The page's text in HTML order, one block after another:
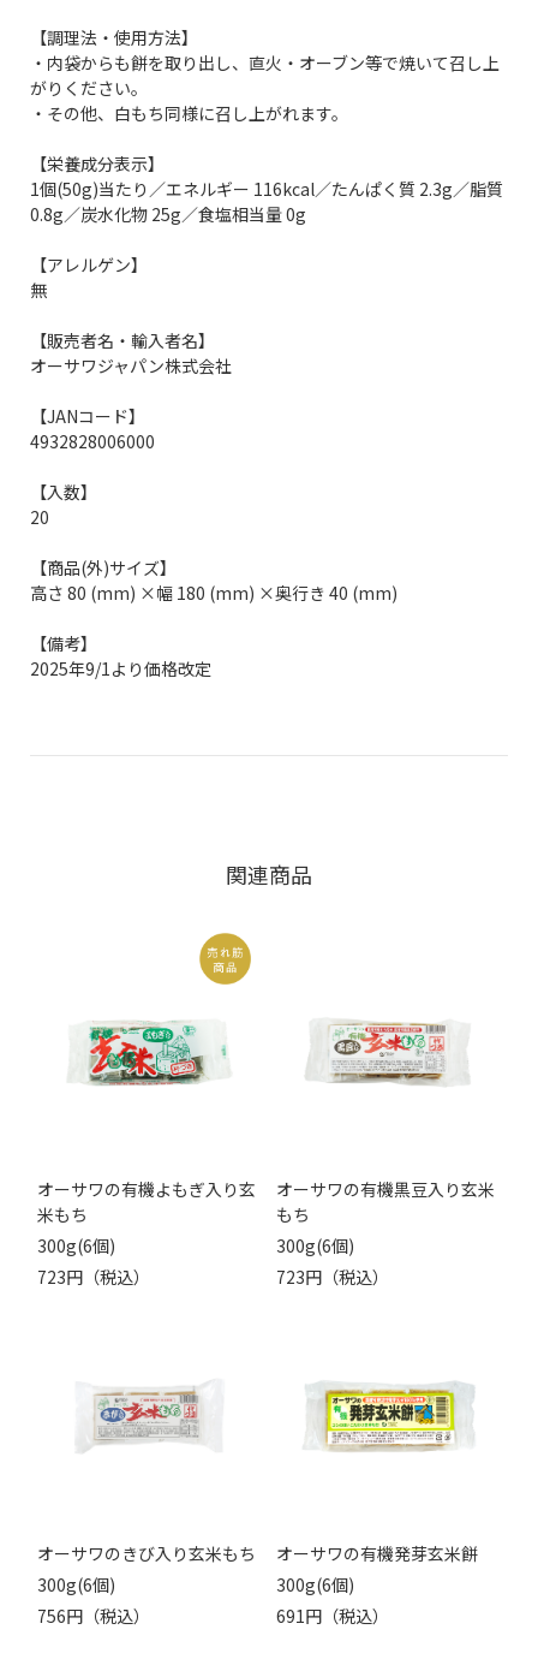
【調理法・使用方法】
・内袋からも餅を取り出し、直火・オーブン等で焼いて召し上
がりください。
・その他、白もち同様に召し上がれます。
【栄養成分表示】
1個(50g)当たり／エネルギー 116kcal／たんぱく質 2.3g／脂質
0.8g／炭水化物 25g／食塩相当量 0g
【アレルゲン】
無
【販売者名・輸入者名】
オーサワジャパン株式会社
【JANコード】
4932828006000
【入数】
20
【商品(外)サイズ】
高さ 80 (mm) ×幅 180 (mm) ×奥行き 40 (mm)
【備考】
2025年9/1より価格改定
関連商品
オーサワの有機よもぎ入り玄
米もち
300g(6個)
723円（税込）
オーサワの有機黒豆入り玄米
もち
300g(6個)
723円（税込）
オーサワのきび入り玄米もち
300g(6個)
756円（税込）
オーサワの有機発芽玄米餅
300g(6個)
691円（税込）